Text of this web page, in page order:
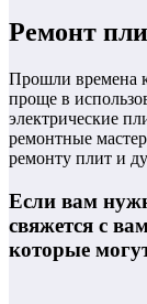
Ремонт
Прошли времена
проще в
электрические
ремонтные
ремонту плит и
Если вам
свяжется с
которые